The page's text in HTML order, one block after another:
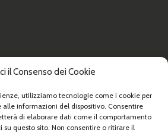
il Consenso dei Cookie
utilizziamo tecnologie come i cookie per
informazioni del dispositivo. Consentire
di elaborare dati come il comportamento
su questo sito. Non consentire o ritirare il